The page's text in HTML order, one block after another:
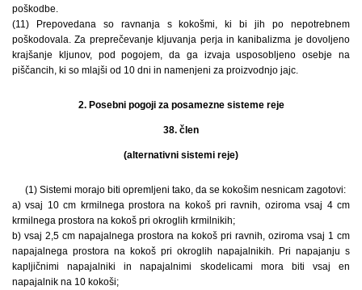
poškodbe.
(11) Prepovedana so ravnanja s kokošmi, ki bi jih po nepotrebnem
poškodovala. Za preprečevanje kljuvanja perja in kanibalizma je dovoljeno
krajšanje kljunov, pod pogojem, da ga izvaja usposobljeno osebje na
piščancih, ki so mlajši od 10 dni in namenjeni za proizvodnjo jajc.
2. Posebni pogoji za posamezne sisteme reje
38. člen
(alternativni sistemi reje)
(1) Sistemi morajo biti opremljeni tako, da se kokošim nesnicam zagotovi:
a) vsaj 10 cm krmilnega prostora na kokoš pri ravnih, oziroma vsaj 4 cm
krmilnega prostora na kokoš pri okroglih krmilnikih;
b) vsaj 2,5 cm napajalnega prostora na kokoš pri ravnih, oziroma vsaj 1 cm
napajalnega prostora na kokoš pri okroglih napajalnikih. Pri napajanju s
kapljičnimi napajalniki in napajalnimi skodelicami mora biti vsaj en
napajalnik na 10 kokoši;